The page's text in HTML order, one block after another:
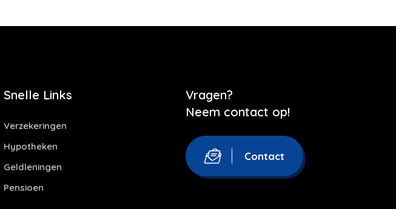
Snelle Links
Verzekeringen
Hypotheken
Geldleningen
Pensioen
Vragen?
Neem contact op!
Contact